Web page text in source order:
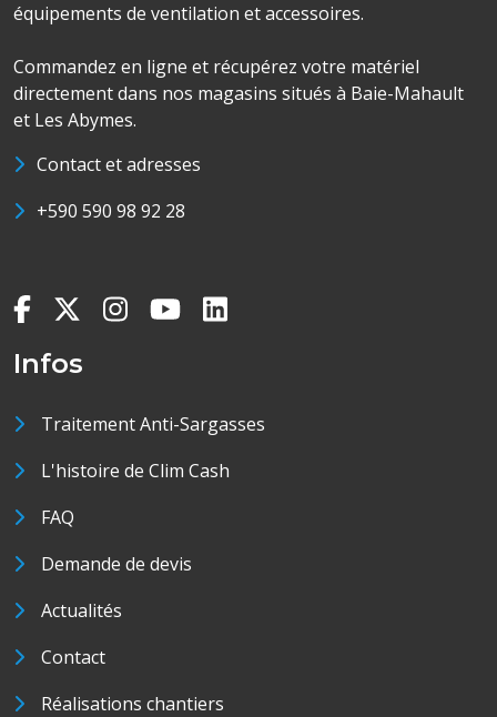
équipements de ventilation et accessoires.
Commandez en ligne et récupérez votre matériel
directement dans nos magasins situés à Baie-Mahault
et Les Abymes.
Contact et adresses
+590 590 98 92 28
Infos
Traitement Anti-Sargasses
L'histoire de Clim Cash
FAQ
Demande de devis
Actualités
Contact
Réalisations chantiers